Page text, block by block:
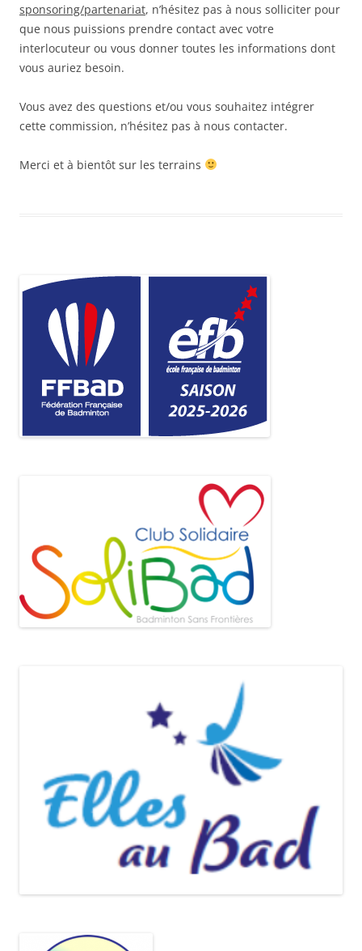
sponsoring/partenariat, n’hésitez pas à nous solliciter pour
que nous puissions prendre contact avec votre
interlocuteur ou vous donner toutes les informations dont
vous auriez besoin.
Vous avez des questions et/ou vous souhaitez intégrer
cette commission, n’hésitez pas à nous contacter.
Merci et à bientôt sur les terrains